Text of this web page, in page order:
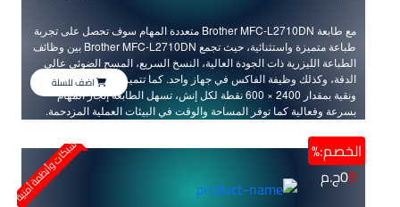
مع طابعة Brother MFC-L2710DN متعددة المهام سوف تحصل على تجربة
طباعة متميزة واستثنائية، حيث تجمع Brother MFC-L2710DN بين وظائف
الطباعة الليزرية ذات الجودة العالية، النسخ السريع، المسح الضوئي عالي
الدقة، وكذلك وظيفة الفاكس في جهاز واحد. كما تتميز بدقة طباعة عالية
ونقية بمقدار 2400 × 600 نقطة لكل إنش، تسهل الطابعة إنجاز المهام
بسرعة وفعالية كما توفر المساحة والوقت في البيئات العملية المزدحمة.
اضف للسلة
شبكات وأنظمة أمنية الخصم:%
0
0ج.م